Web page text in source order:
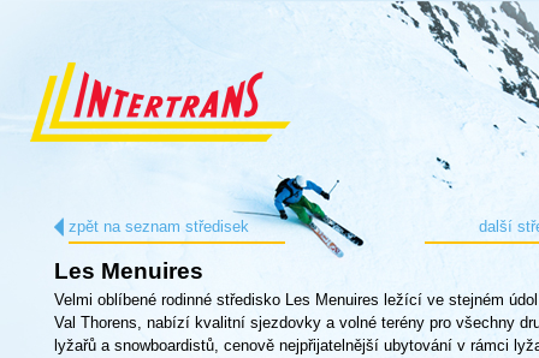
zpět na seznam středisek další
Les Menuires
Velmi oblíbené rodinné středisko Les Menuires ležící ve stejném
Val Thorens, nabízí kvalitní sjezdovky a volné terény pro všechny
lyžařů a snowboardistů, cenově nejpřijatelnější ubytování v rámci